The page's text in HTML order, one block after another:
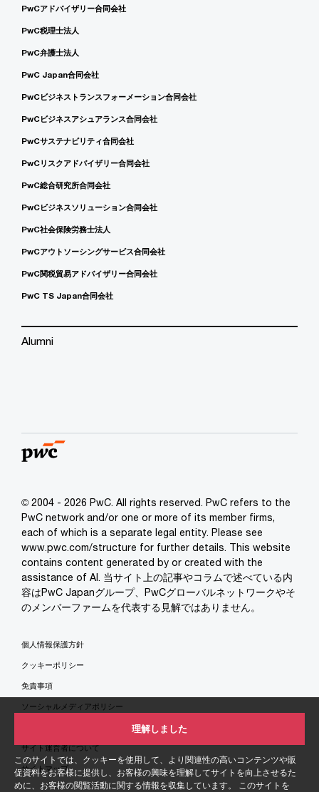
このサイトでは、クッキーを使用して、より関連性の高いコンテンツや販
促資料をお客様に提供し、お客様の興味を理解してサイトを向上させるた
めに、お客様の閲覧活動に関する情報を収集しています。 このサイトを
理解しました
PwCアドバイザリー合同会社
PwC税理士法人
PwC弁護士法人
PwC Japan合同会社
PwCビジネストランスフォーメーション合同会社
PwCビジネスアシュアランス合同会社
PwCサステナビリティ合同会社
PwCリスクアドバイザリー合同会社
PwC総合研究所合同会社
PwCビジネスソリューション合同会社
PwC社会保険労務士法人
PwCアウトソーシングサービス合同会社
PwC関税貿易アドバイザリー合同会社
PwC TS Japan合同会社
Alumni
© 2004 - 2026 PwC. All rights reserved. PwC refers to the
PwC network and/or one or more of its member firms,
each of which is a separate legal entity. Please see
www.pwc.com/structure for further details. This website
contains content generated by or created with the
assistance of AI. 当サイト上の記事やコラムで述べている内
容はPwC Japanグループ、PwCグローバルネットワークやそ
のメンバーファームを代表する見解ではありません。
個人情報保護方針
クッキーポリシー
免責事項
ソーシャルメディアポリシー
サイト運営者について
サイトマップ